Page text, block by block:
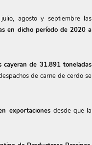
agosto y septiembre las
en dicho período de 2020 a
cayeran de 31.891 toneladas
de carne de cerdo se
exportaciones desde que la